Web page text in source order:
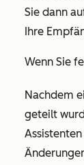
Sie dann
Ihre
Wenn Sie
Nachdem
geteilt